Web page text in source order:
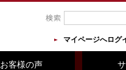
マイページへログ
お客様の声